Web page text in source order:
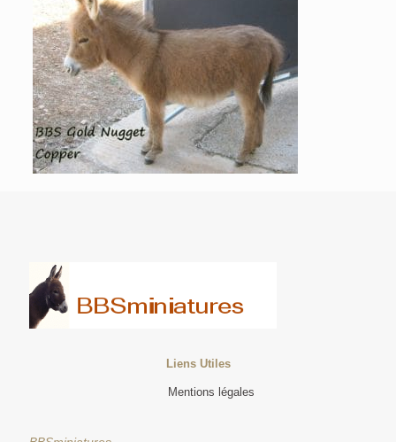
Liens Utiles
Mentions légales